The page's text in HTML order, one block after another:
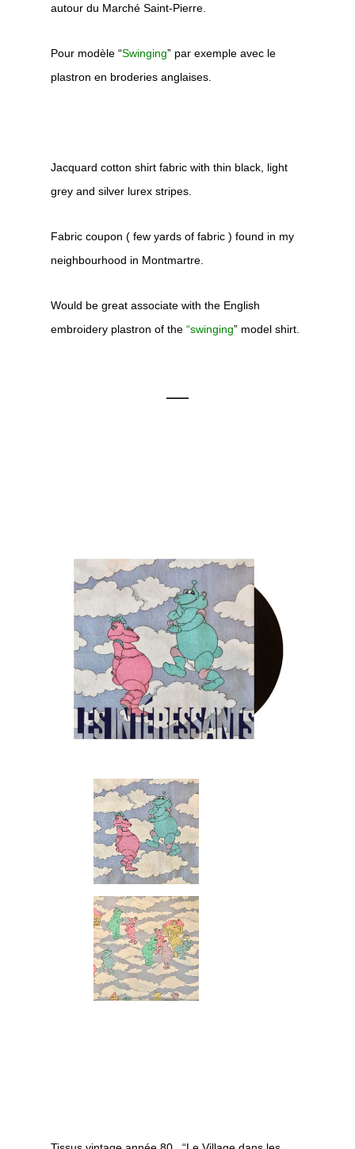
autour du Marché Saint-Pierre.
Pour modèle “Swinging” par exemple avec le
plastron en broderies anglaises.
Jacquard cotton shirt fabric with thin black, light
grey and silver lurex stripes.
Fabric coupon ( few yards of fabric ) found in my
neighbourhood in Montmartre.
Would be great associate with the English
embroidery plastron of the“swinging” model shirt.